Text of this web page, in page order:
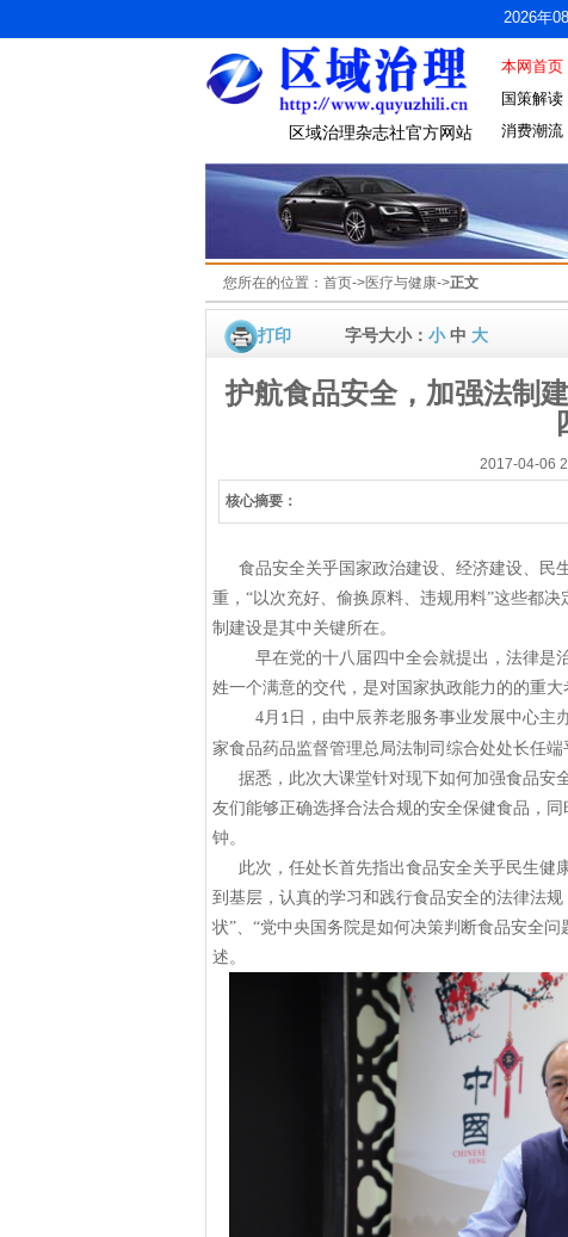
2026年
区域治理杂志社官方网站
本网首页
国策解读
消费潮流
您所在的位置： 首页->医疗与健康->正文
打印 字号大小： 小中 大
护航食品安全，加强法制
2017-04-06
核心摘要：
食品安全关乎国家政治建设、经济建设、民
重， “以次充好、偷换原料、违规用料”这些都
制建设是其中关键所在。
早在党的十八届四中全会就提出，法律是
姓一个满意的交代，是对国家执政能力的的重大
4月 1 日，由中辰养老服务事业发展中心主
家食品药品监督管理总局法制司综合处处长任端
据悉，此次大课堂针对现下如何加强食品安
友们能够正确选择合法合规的安全保健食品，
钟。
此次，任处长首先指出食品安全关乎民生健
到基层，认真的学习和践行食品安全的法律法
状”、“党中央国务院是如何决策判断食品安全
述。